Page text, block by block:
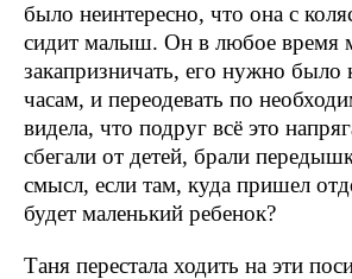
было неинтересно, что она с
сидит малыш. Он в любое время
закапризничать, его нужно было
часам, и переодевать по
видела, что подруг всё это
сбегали от детей, брали
смысл, если там, куда пришел
будет маленький ребенок?
Таня перестала ходить на эти